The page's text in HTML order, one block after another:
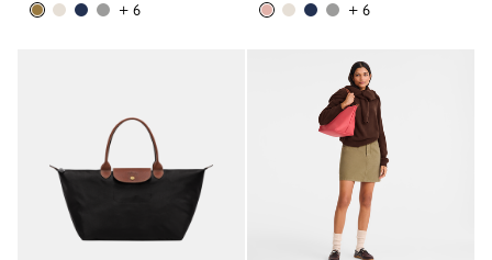
+ 6
+ 6